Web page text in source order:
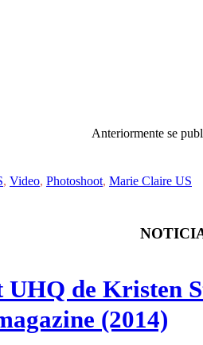
Anteriormente se
, Video, Photoshoot, Marie Claire US
UHQ de Kristen
(2014)